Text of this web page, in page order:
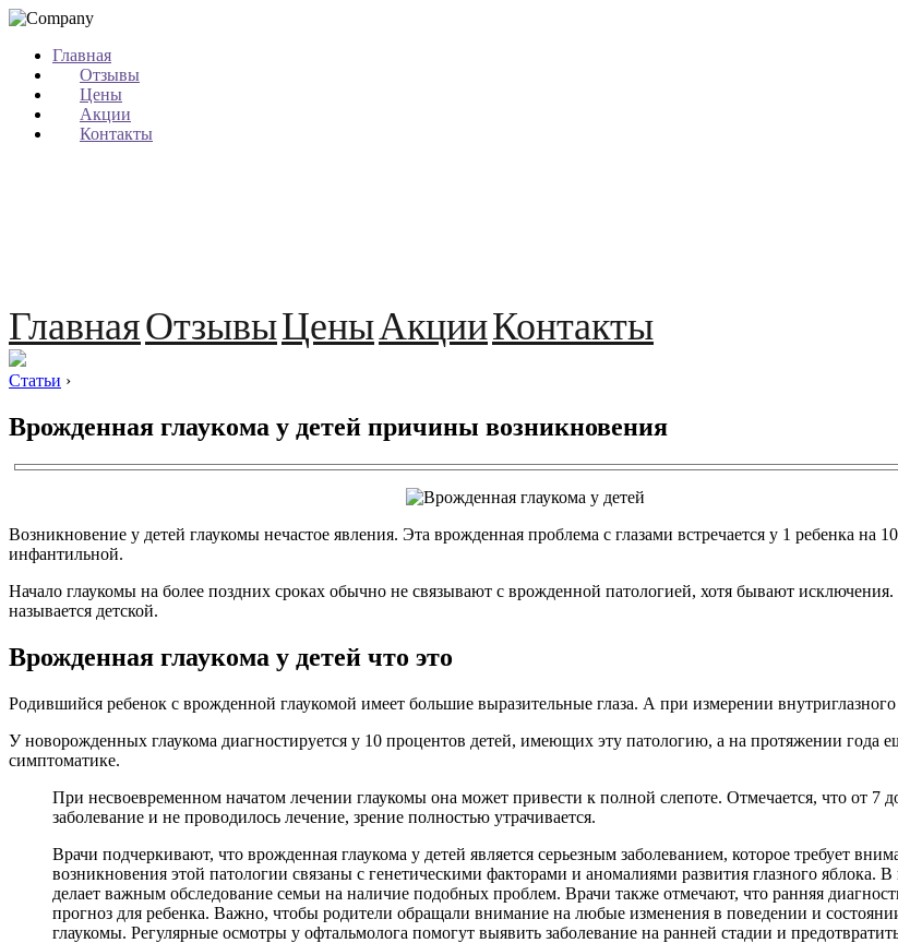
Главная
Отзывы
Цены
Акции
Контакты
ГлавнаяОтзывыЦеныАкцииКонтакты
Статьи ›
Врожденная глаукома у детей причины возникновения
Возникновение у детей глаукомы нечастое явления. Эта врожденная проблема с глазами встречается у 1 ребенка
инфантильной.
Начало глаукомы на более поздних сроках обычно не связывают с врожденной патологией, хотя бывают
называется детской.
Врожденная глаукома у детей что это
Родившийся ребенок с врожденной глаукомой имеет большие выразительные глаза. А при измерении
У новорожденных глаукома диагностируется у 10 процентов детей, имеющих эту патологию, а на протяжении
симптоматике.
При несвоевременном начатом лечении глаукомы она может привести к полной слепоте. Отмечается, что от 7
заболевание и не проводилось лечение, зрение полностью утрачивается.
Врачи подчеркивают, что врожденная глаукома у детей является серьезным заболеванием, которое требует
возникновения этой патологии связаны с генетическими факторами и аномалиями развития глазного яблока.
делает важным обследование семьи на наличие подобных проблем. Врачи также отмечают, что ранняя
прогноз для ребенка. Важно, чтобы родители обращали внимание на любые изменения в поведении и
глаукомы. Регулярные осмотры у офтальмолога помогут выявить заболевание на ранней стадии и